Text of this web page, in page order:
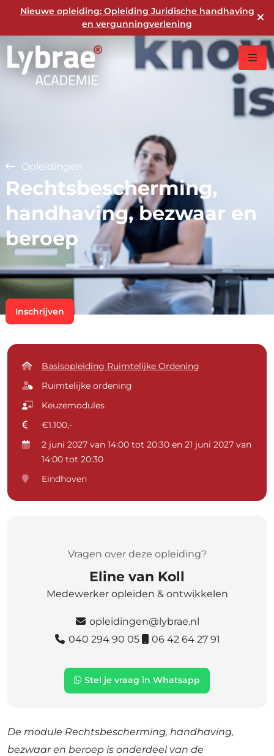
Nieuwe opleiding: Opleiding Juridische handhaving
en vergunningverlening
Opleidingen
Rechtsbescherming,
handhaving, bezwaar en
beroep
Inschrijven
De module Rechtsbescherming, handhaving,
bezwaar en beroep is onderdeel van de
Basisopleiding Ruimtelijke Ordening
Ruimtelijke ordening
Keuzemodules
€1.100,-
2 juni 2027 van 14:00 tot 20:30 en 21 juni 2027 van
14:00 tot 20:30
Eindhoven
Vragen over deze opleiding?
Eline van Koll
Medewerker opleiden & ontwikkelen
opleidingen@lybrae.nl
040 294 90 05
06 42 64 27 91
Stel je vraag in Whatsapp